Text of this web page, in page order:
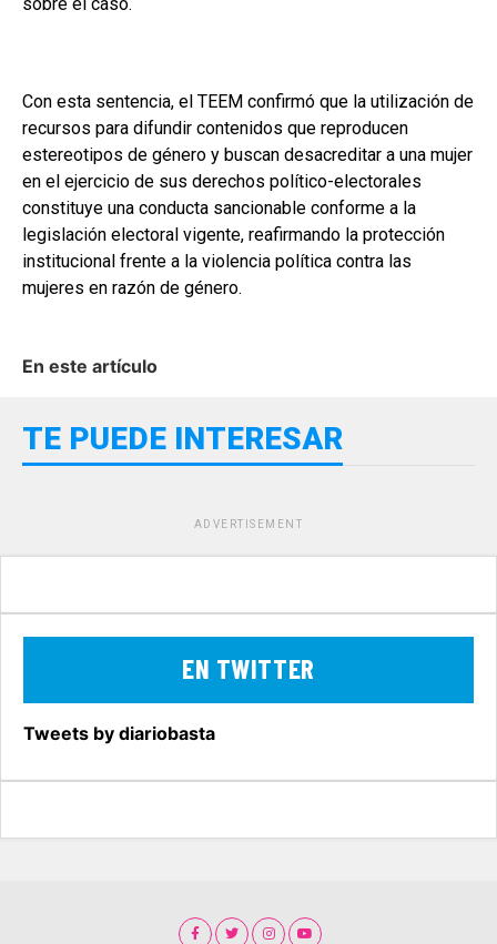
Con esta sentencia, el TEEM confirmó que la utilización de
recursos para difundir contenidos que reproducen
estereotipos de género y buscan desacreditar a una mujer
en el ejercicio de sus derechos político-electorales
constituye una conducta sancionable conforme a la
legislación electoral vigente, reafirmando la protección
institucional frente a la violencia política contra las
mujeres en razón de género.
En este artículo
TE PUEDE INTERESAR
ADVERTISEMENT
EN TWITTER
Tweets by diariobasta